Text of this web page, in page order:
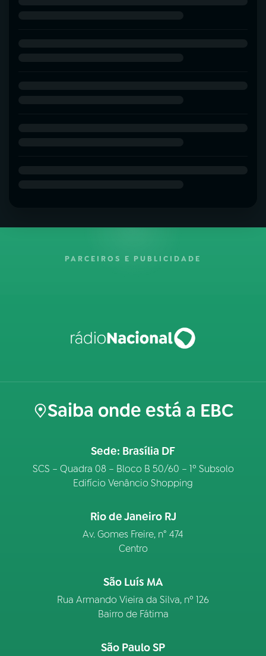
PARCEIROS E PUBLICIDADE
Saiba onde está a EBC
Sede: Brasília DF
SCS – Quadra 08 – Bloco B 50/60 – 1º Subsolo
Edifício Venâncio Shopping
Rio de Janeiro RJ
Av. Gomes Freire, n° 474
Centro
São Luís MA
Rua Armando Vieira da Silva, nº 126
Bairro de Fátima
São Paulo SP